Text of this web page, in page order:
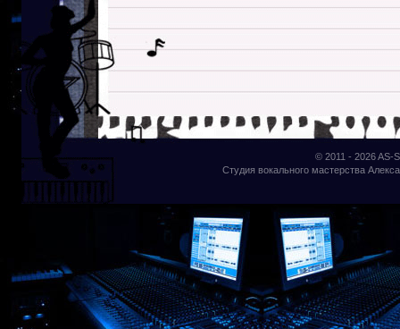
© 2011 - 2026AS-
Студия вокального мастерства